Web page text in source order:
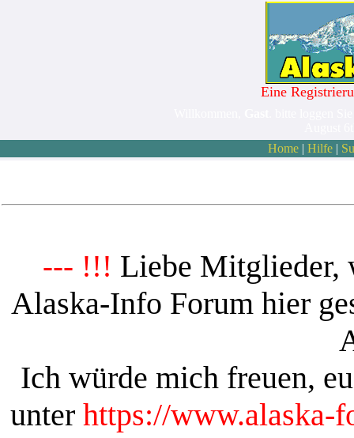
Eine
Home| Hilfe|
--- !!! Liebe Mitglieder,
Alaska-Info Forum hier
Ich würde mich freuen,
unter https://www.alaska-